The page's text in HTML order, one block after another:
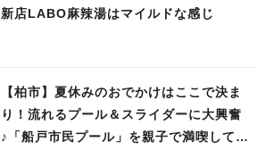
新店LABO麻辣湯はマイルドな感じ
【柏市】夏休みのおでかけはここで決ま
り！流れるプール＆スライダーに大興奮
♪「船戸市民プール」を親子で満喫してき